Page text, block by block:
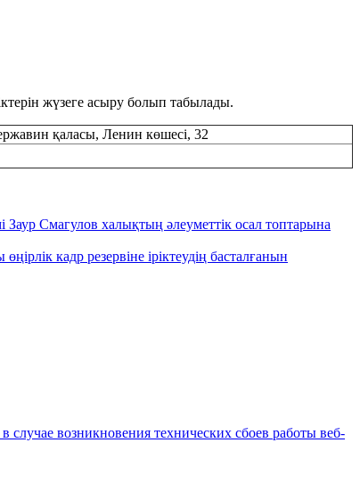
жүзеге асыру болып табылады.
қаласы, Ленин көшесі, 32
Смагулов халықтың әлеуметтік осал топтарына
кадр резервіне іріктеудің басталғанын
возникновения технических сбоев работы веб-